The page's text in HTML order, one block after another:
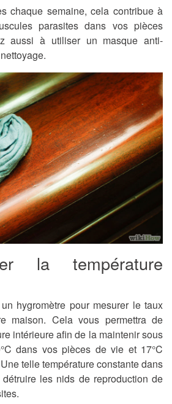
chaque semaine, cela contribue à
parasites dans vos pièces
aussi à utiliser un masque anti-
la température
hygromètre pour mesurer le taux
maison. Cela vous permettra de
intérieure afin de la maintenir sous
dans vos pièces de vie et 17°C
telle température constante dans
les nids de reproduction de